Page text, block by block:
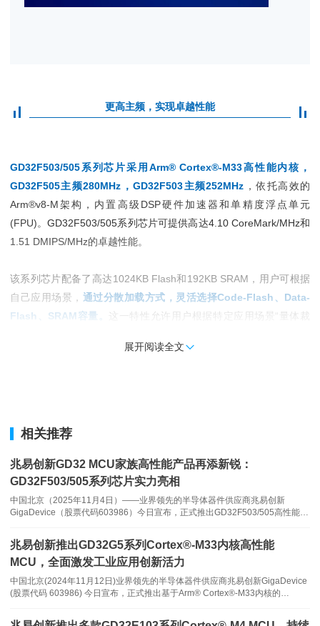
更高主频，实现卓越性能
GD32F503/505系列芯片采用Arm® Cortex®-M33高性能内核，
GD32F505主频280MHz，GD32F503主频252MHz ，依托高效的
Arm®v8-M架构，内置高级DSP硬件加速器和单精度浮点单元
(FPU)。GD32F503/505系列芯片可提供高达4.10 CoreMark/MHz和
1.51 DMIPS/MHz的卓越性能。
该系列芯片配备了高达1024KB Flash和192KB SRAM，用户可根据
自己应用场景， 通过分散加载方式，灵活选择Code-Flash、Data-
Flash、SRAM容量。
这一特性允许用户根据特定应用场景“量体裁
显著提升设计弹性与成本效益。
GD32F503/505系列集成了丰富的外设资源，集成了3个采样率高达
3Msps的ADC（最多支持25通道），并配备1个快速比较器与1个
DAC，可实现快速保护等功能。同时支持多达3个USART、2个
UART、2个I2C、3个SPI、2个I2S、2个CAN-FD和一个USBFS接
此外，GD32F503/505系列具有强大定时系统，拥有1个32位通用定
时器，5个通用16位定时器、2个16位基本定时器，2个16位PWM高
展开阅读全文
相关推荐
兆易创新GD32 MCU家族高性能产品再添新锐：
GD32F503/505系列芯片实力亮相
中国北京（2025年11月4日）——业界领先的半导体器件供应商兆易创新
GigaDevice（股票代码603986）今日宣布，正式推出GD32F503/505高性能系
为GD32 MCU高性能产品线再添新锐。该系列基于A
兆易创新推出GD32G5系列Cortex®-M33内核高性能
MCU，全面激发工业应用创新活力
中国北京(2024年11月12日)业界领先的半导体器件供应商兆易创新GigaDevice
(股票代码 603986) 今日宣布，正式推出基于Arm® Cortex®-M33内核的
多样的数字模拟接口资源以及强化的安全性能